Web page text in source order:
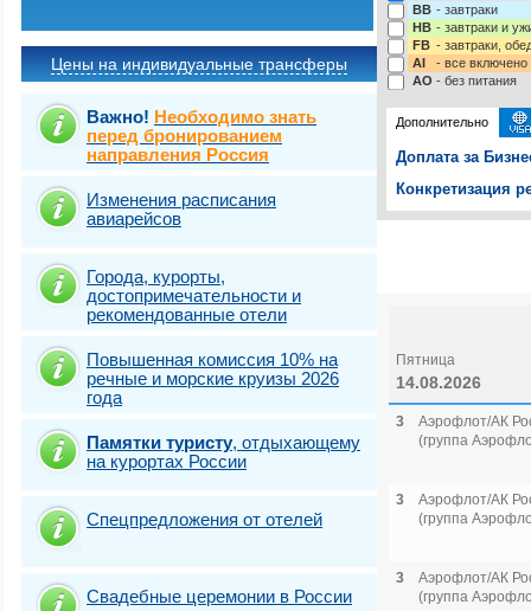
Цены на индивидуальные трансферы
Важно! Необходимо знать
перед бронированием
направления Россия
Изменения расписания
авиарейсов
Города, курорты,
достопримечательности и
рекомендованные отели
Повышенная комиссия 10% на
речные и морские круизы 2026
года
Памятки туристу, отдыхающему
на курортах России
Спецпредложения от отелей
Свадебные церемонии в России
BB - завтраки
HB - завтраки и
FB - завтраки,
AI
- все включено
AO - без питания
Дополнительно
Доплата за
Конкретизация
Пятница
14.08.2026
3
Аэрофлот/АК
(группа
3
Аэрофлот/АК
(группа
3
Аэрофлот/АК
(группа